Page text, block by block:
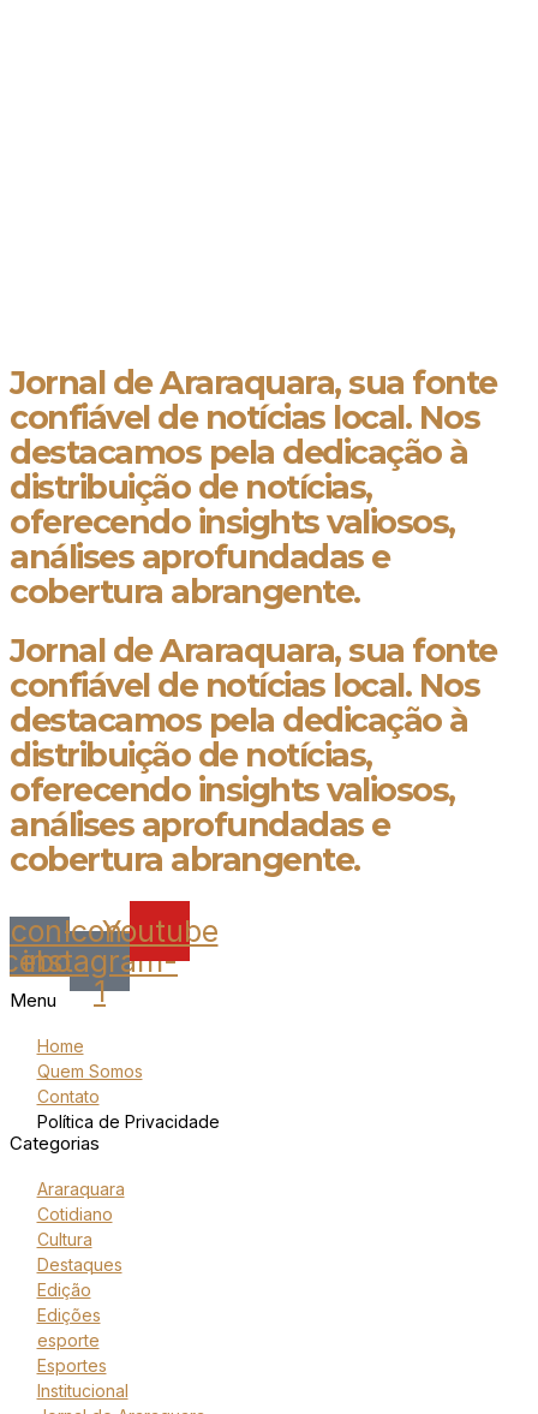
Jornal de Araraquara, sua fonte
confiável de notícias local. Nos
destacamos pela dedicação à
distribuição de notícias,
oferecendo insights valiosos,
análises aprofundadas e
cobertura abrangente.
Jornal de Araraquara, sua fonte
confiável de notícias local. Nos
destacamos pela dedicação à
distribuição de notícias,
oferecendo insights valiosos,
análises aprofundadas e
cobertura abrangente.
Icon-Icon-
instagram-
1
Youtube
Menu
Home
Quem Somos
Contato
Política de Privacidade
Categorias
Araraquara
Cotidiano
Cultura
Destaques
Edição
Edições
esporte
Esportes
Institucional